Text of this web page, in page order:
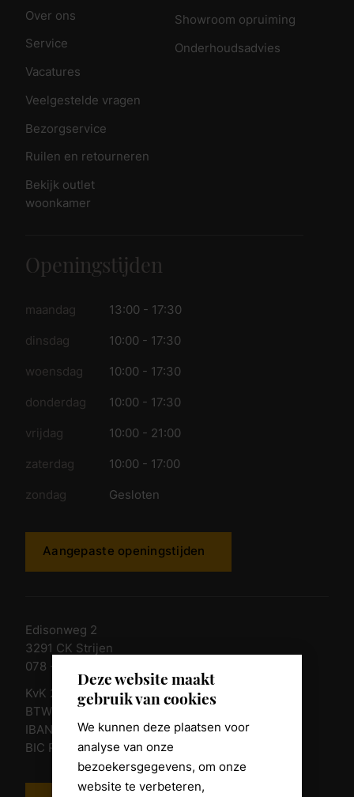
Deze website maakt
gebruik van cookies
We kunnen deze plaatsen voor
analyse van onze
bezoekersgegevens, om onze
website te verbeteren,
Over ons
Service
Vacatures
Veelgestelde vragen
Bezorgservice
Ruilen en retourneren
Bekijk outlet
woonkamer
Showroom opruiming
Onderhoudsadvies
Openingstijden
maandag 13:00 - 17:30
dinsdag 10:00 - 17:30
woensdag 10:00 - 17:30
donderdag 10:00 - 17:30
vrijdag 10:00 - 21:00
zaterdag 10:00 - 17:00
zondag Gesloten
Aangepaste openingstijden
Edisonweg 2
3291 CK Strijen
078 - 674 84 85
KvK 23011135
BTW nr. NL 805098938.B.01
IBAN NL10 RABO 0361 8039 58
BIC RABONL2U